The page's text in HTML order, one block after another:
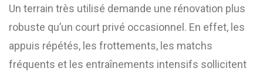
Un terrain très utilisé demande une rénovation plus
robuste qu’un court privé occasionnel. En effet, les
appuis répétés, les frottements, les matchs
fréquents et les entraînements intensifs sollicitent